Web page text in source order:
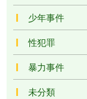
少年事件
性犯罪
暴力事件
未分類